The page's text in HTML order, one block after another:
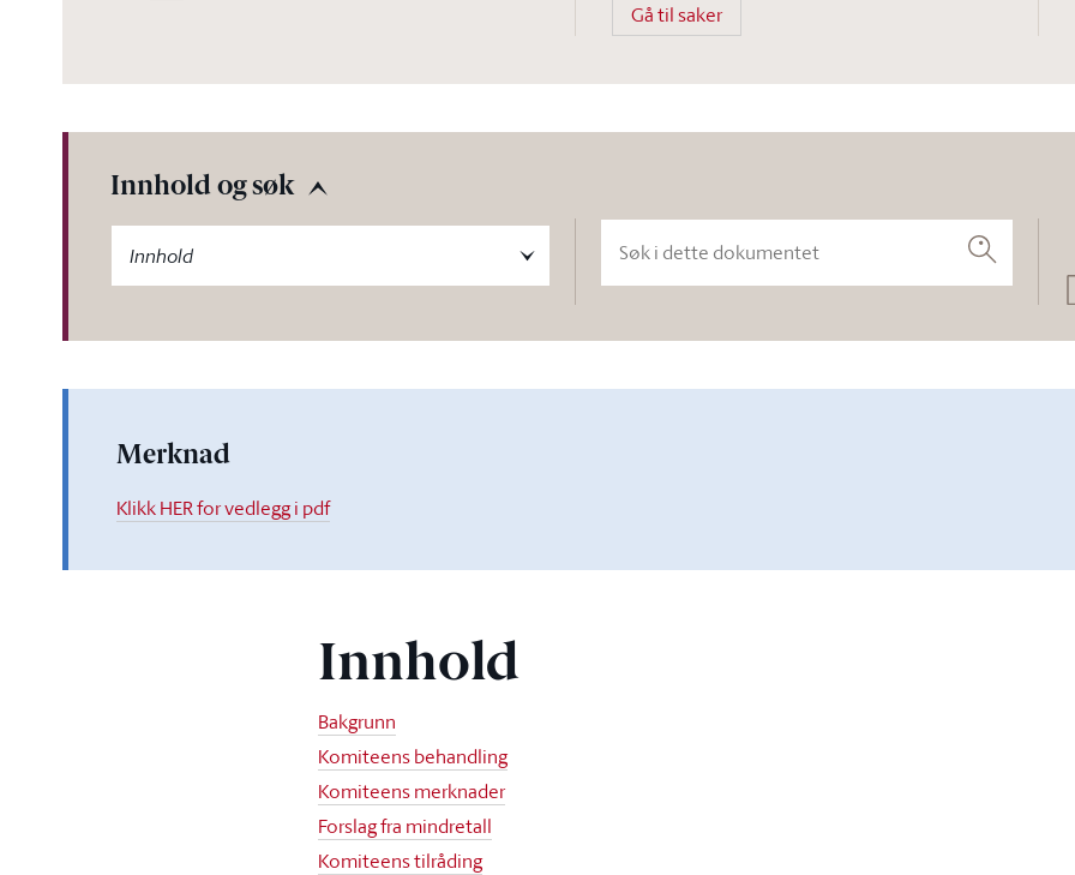
Gå til saker
Innhold og søk
Innhold Søk
Merknad
Klikk HER for vedlegg i pdf
Innhold
Bakgrunn
Komiteens behandling
Komiteens merknader
Forslag fra mindretall
Komiteens tilråding